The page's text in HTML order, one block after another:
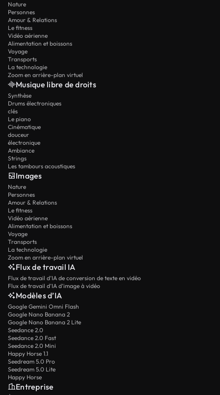
Nature
Personnes
Amour & Relations
Le fitness
Vidéo aérienne
Alimentation et boissons
Voyage
Transports
La technologie
Zoom en arrière-plan virtuel
Musique libre de droits
Synthèse
Drums électroniques
clés
Le piano
Cinématique
douceur
électronique
Ambiance
Strings
Les tambours acoustiques
Images
Nature
Personnes
Amour & Relations
Le fitness
Vidéo aérienne
Alimentation et boissons
Voyage
Transports
La technologie
Zoom en arrière-plan virtuel
Flux de travail IA
Flux de travail d’IA de conversion de texte en vidéo
Flux de travail d’IA d’image à vidéo
Modèles d’IA
Google Gemini Omni Flash
Google Nano Banana 2
Google Nano Banana 2 Lite
Seedance 2.0
Seedance 2.0 Fast
Seedance 2.0 Mini
Happy Horse 1.1
Seedream 5.0 Pro
Seedream 5.0 Lite
Happy Horse
Entreprise